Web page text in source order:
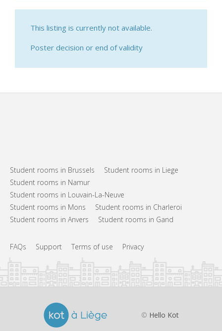
This listing is currently not available.
Poster decision or end of validity
Student rooms in Brussels
Student rooms in Liege
Student rooms in Namur
Student rooms in Louvain-La-Neuve
Student rooms in Mons
Student rooms in Charleroi
Student rooms in Anvers
Student rooms in Gand
FAQs Support Terms of use Privacy
© Hello Kot